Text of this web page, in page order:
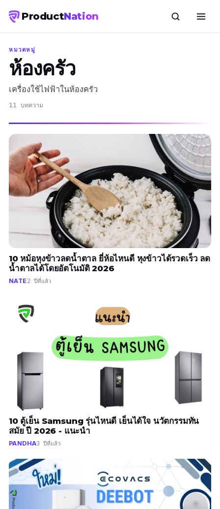
ProductNation
หมวดหมู่
ห้องครัว
เครื่องใช้ไฟฟ้าในห้องครัว
11 บทความ
10 หม้อหุงข้าวลดน้ำตาล ยี่ห้อไหนดี หุงข้าวได้รวดเร็ว ลด
น้ำตาลได้โดยอัตโนมัติ 2026
NATE 2 ปีที่แล้ว
10 ตู้เย็น Samsung รุ่นไหนดี เย็นได้ใจ นวัตกรรมทัน
สมัย ปี 2026 - แนะนำ
PANDHA3 ปีที่แล้ว